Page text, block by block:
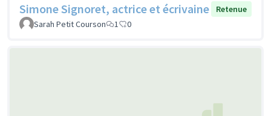
Simone Signoret, actrice et écrivaine
Retenue
Sarah Petit Courson
1 0